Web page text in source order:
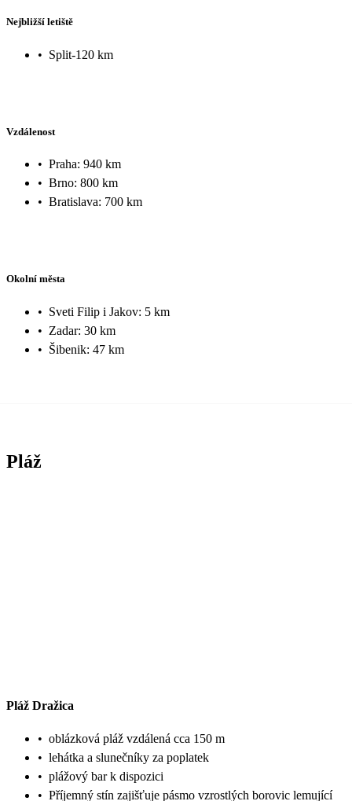
Nejbližší letiště
• Split-120 km
Vzdálenost
• Praha: 940 km
• Brno: 800 km
• Bratislava: 700 km
Okolní města
• Sveti Filip i Jakov: 5 km
• Zadar: 30 km
• Šibenik: 47 km
Pláž
Pláž Dražica
• oblázková pláž vzdálená cca 150 m
• lehátka a slunečníky za poplatek
• plážový bar k dispozici
• Příjemný stín zajišťuje pásmo vzrostlých borovic lemující